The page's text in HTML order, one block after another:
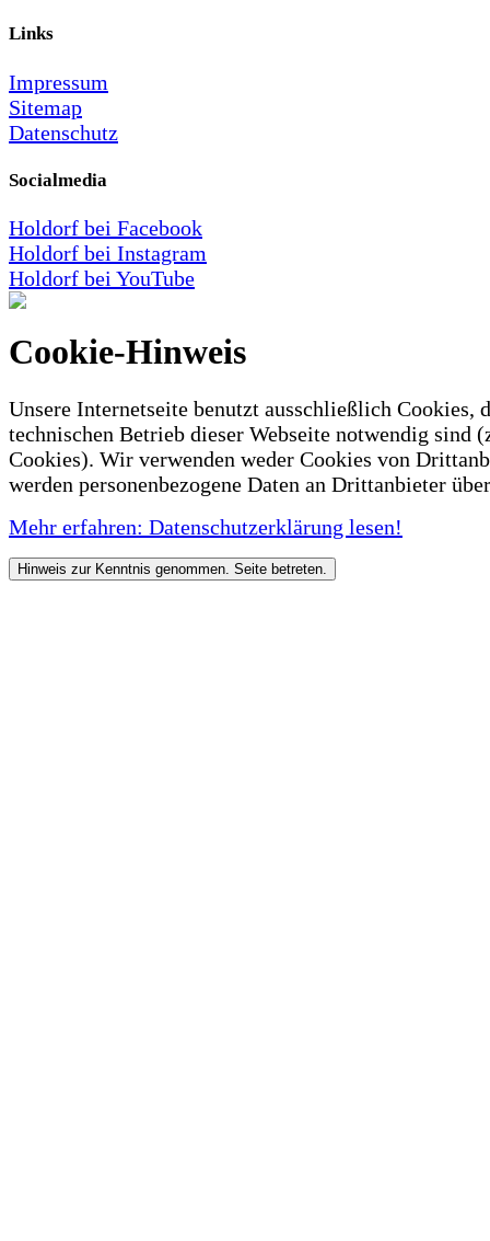
Links
Impressum
Sitemap
Datenschutz
Socialmedia
Holdorf bei Facebook
Holdorf bei Instagram
Holdorf bei YouTube
Cookie-Hinweis
Unsere Internetseite benutzt ausschließlich Cookies,
technischen Betrieb dieser Webseite notwendig sind
Cookies). Wir verwenden weder Cookies von
werden personenbezogene Daten an Drittanbieter
Mehr erfahren: Datenschutzerklärung lesen!
Hinweis zur Kenntnis genommen. Seite betreten.